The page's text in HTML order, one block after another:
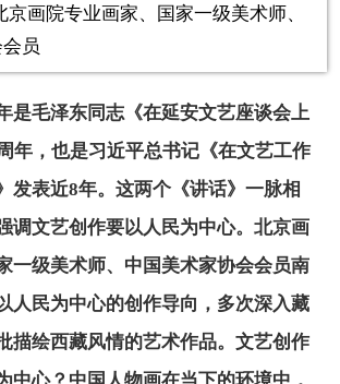
画院专业画家、国家一级美术师、
员
是毛泽东同志《在延安文艺座谈会上
年，也是习近平总书记《在文艺工作
发表近8年。这两个《讲话》一脉相
调文艺创作要以人民为中心。北京画
一级美术师、中国美术家协会会员南
人民为中心的创作导向，多次深入藏
描绘西藏风情的艺术作品。文艺创作